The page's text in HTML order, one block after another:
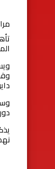
مراكش